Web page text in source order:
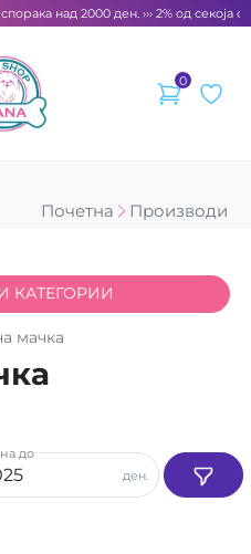
над 2000 ден. ››› 2% од секоја
0
Почетна
Производи
И КАТЕГОРИИ
мачка
ден.
до